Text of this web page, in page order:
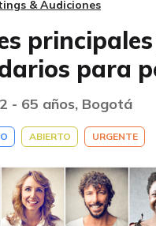
& Audiciones
para
- 65 años, Bogotá
ABIERTO URGENTE